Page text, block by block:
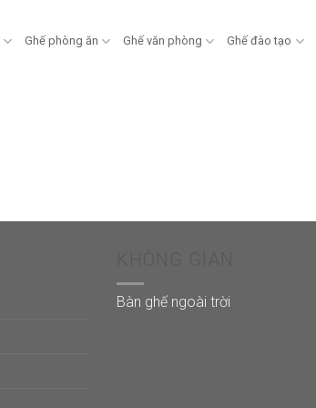
Ghế phòng ăn Ghế văn phòng Ghế đào tạo
Bàn ghế ngoài trời